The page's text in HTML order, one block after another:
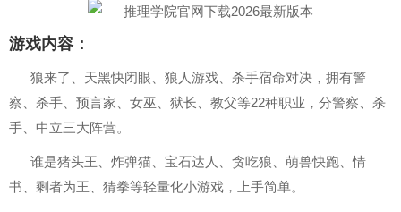
游戏内容：
狼来了、天黑快闭眼、狼人游戏、杀手宿命对决，拥有警
察、杀手、预言家、女巫、狱长、教父等22种职业，分警察、杀
手、中立三大阵营。
谁是猪头王、炸弹猫、宝石达人、贪吃狼、萌兽快跑、情
书、剩者为王、猜拳等轻量化小游戏，上手简单。